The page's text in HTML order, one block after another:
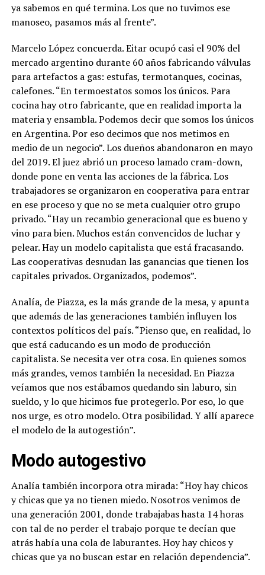
ya sabemos en qué termina. Los que no tuvimos ese
manoseo, pasamos más al frente”.
Marcelo López concuerda. Eitar ocupó casi el 90% del
mercado argentino durante 60 años fabricando válvulas
para artefactos a gas: estufas, termotanques, cocinas,
calefones. “En termoestatos somos los únicos. Para
cocina hay otro fabricante, que en realidad importa la
materia y ensambla. Podemos decir que somos los únicos
en Argentina. Por eso decimos que nos metimos en
medio de un negocio”. Los dueños abandonaron en mayo
del 2019. El juez abrió un proceso lamado cram-down,
donde pone en venta las acciones de la fábrica. Los
trabajadores se organizaron en cooperativa para entrar
en ese proceso y que no se meta cualquier otro grupo
privado. “Hay un recambio generacional que es bueno y
vino para bien. Muchos están convencidos de luchar y
pelear. Hay un modelo capitalista que está fracasando.
Las cooperativas desnudan las ganancias que tienen los
capitales privados. Organizados, podemos”.
Analía, de Piazza, es la más grande de la mesa, y apunta
que además de las generaciones también influyen los
contextos políticos del país. “Pienso que, en realidad, lo
que está caducando es un modo de producción
capitalista. Se necesita ver otra cosa. En quienes somos
más grandes, vemos también la necesidad. En Piazza
veíamos que nos estábamos quedando sin laburo, sin
sueldo, y lo que hicimos fue protegerlo. Por eso, lo que
nos urge, es otro modelo. Otra posibilidad. Y allí aparece
el modelo de la autogestión”.
Modo autogestivo
Analía también incorpora otra mirada: “Hoy hay chicos
y chicas que ya no tienen miedo. Nosotros venimos de
una generación 2001, donde trabajabas hasta 14 horas
con tal de no perder el trabajo porque te decían que
atrás había una cola de laburantes. Hoy hay chicos y
chicas que ya no buscan estar en relación dependencia”.